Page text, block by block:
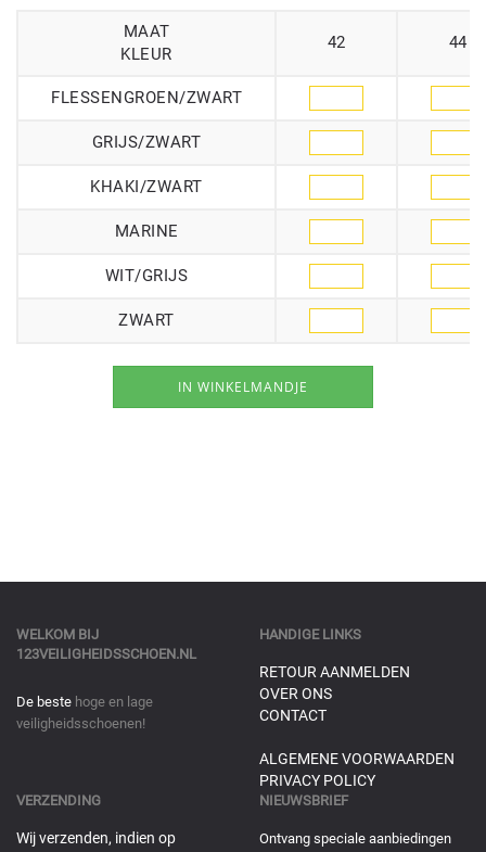
MAAT
KLEUR
42 44
FLESSENGROEN/ZWART
GRIJS/ZWART
KHAKI/ZWART
MARINE
WIT/GRIJS
ZWART
WELKOM BIJ
123VEILIGHEIDSSCHOEN.NL
De beste hoge en lage
veiligheidsschoenen!
HANDIGE LINKS
RETOUR AANMELDEN
OVER ONS
CONTACT
ALGEMENE VOORWAARDEN
PRIVACY POLICY
VERZENDING
Wij verzenden, indien op
NIEUWSBRIEF
Ontvang speciale aanbiedingen